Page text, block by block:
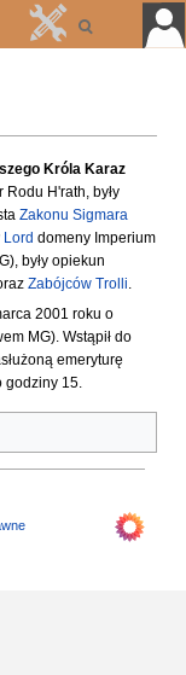
Króla Karaz
Rodu H'rath, były
Zakonu Sigmara
Lord domeny Imperium
były opiekun
Zabójców Trolli
2001 roku o
MG). Wstąpił do
emeryturę
godziny 15.